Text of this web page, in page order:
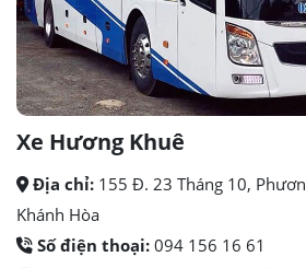
Xe Hương Khuê
Địa chỉ: 155 Đ. 23 Tháng 10,
Khánh Hòa
Số điện thoại: 094 156 16 61